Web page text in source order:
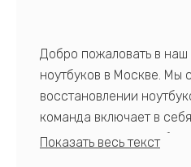
Добро пожаловать в
ноутбуков в Москве. Мы
восстановлении
команда включает в
профессионалов с